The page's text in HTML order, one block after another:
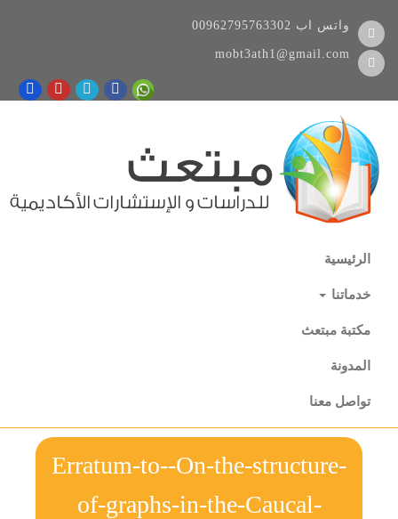
00962795763302 واتس اب
mobt3ath1@gmail.com
الرئيسية
خدماتنا
مكتبة مبتعث
المدونة
تواصل معنا
Erratum-to--On-the-structure-
of-graphs-in-the-Caucal-